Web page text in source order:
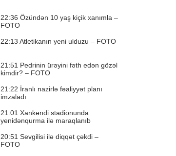
22:36 Özündən 10 yaş kiçik xanımla –
FOTO
22:13 Atletikanın yeni ulduzu – FOTO
21:51 Pedrinin ürəyini fəth edən gözəl
kimdir? – FOTO
21:22 İranlı nazirlə fəaliyyət planı
imzaladı
21:01 Xankəndi stadionunda
yenidənqurma ilə maraqlanıb
20:51 Sevgilisi ilə diqqət çəkdi –
FOTO